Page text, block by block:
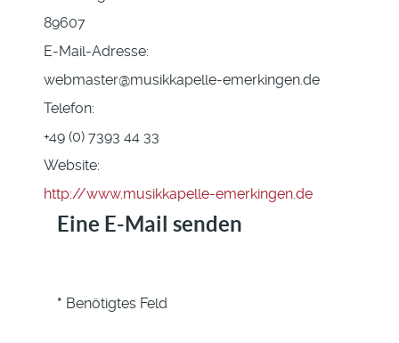
89607
E-Mail-Adresse:
webmaster@musikkapelle-emerkingen.de
Telefon:
+49 (0) 7393 44 33
Website:
http://www.musikkapelle-emerkingen.de
Eine E-Mail senden
* Benötigtes Feld